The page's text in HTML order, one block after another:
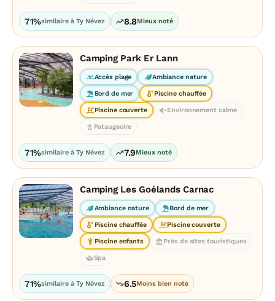
71%similaire à Ty Névez 8.8Mieux noté
Camping Park Er Lann
Accès plage Ambiance nature
Bord de mer Piscine chauffée
Piscine couverte Environnement calme
Pataugeoire
71%similaire à Ty Névez 7.9Mieux noté
Camping Les Goélands Carnac
Ambiance nature Bord de mer
Piscine chauffée Piscine couverte
Piscine enfants Près de sites touristiques
Spa
71%similaire à Ty Névez 6.5Moins bien noté